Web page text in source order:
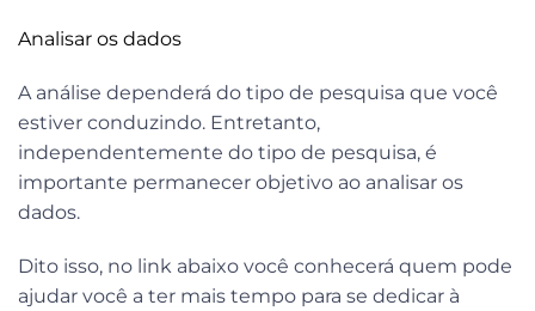
Analisar os dados
A análise dependerá do tipo de pesquisa que você
estiver conduzindo. Entretanto,
independentemente do tipo de pesquisa, é
importante permanecer objetivo ao analisar os
dados.
Dito isso, no link abaixo você conhecerá quem pode
ajudar você a ter mais tempo para se dedicar à